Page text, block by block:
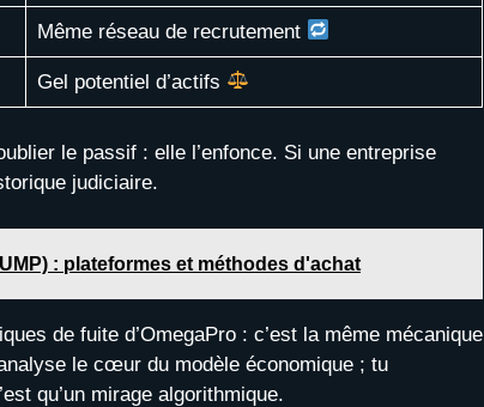
Même réseau de recrutement
Gel potentiel d’actifs
le passif : elle l’enfonce. Si une entreprise
judiciaire.
: plateformes et méthodes d'achat
de fuite d’OmegaPro : c’est la même mécanique
le cœur du modèle économique ; tu
qu’un mirage algorithmique.